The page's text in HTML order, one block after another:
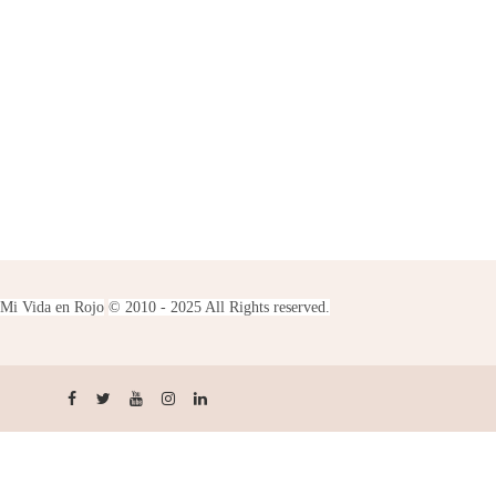
Mi Vida en Rojo © 2010 - 2025 All Rights reserved.